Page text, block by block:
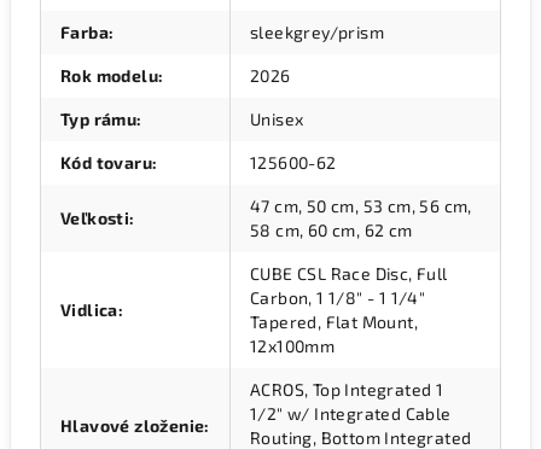
Farba: sleekgrey/prism
Rok modelu: 2026
Typ rámu: Unisex
Kód tovaru: 125600-62
Veľkosti:
47 cm, 50 cm, 53 cm, 56 cm,
58 cm, 60 cm, 62 cm
Vidlica:
CUBE CSL Race Disc, Full
Carbon, 1 1/8" - 1 1/4"
Tapered, Flat Mount,
12x100mm
Hlavové zloženie:
ACROS, Top Integrated 1
1/2" w/ Integrated Cable
Routing, Bottom Integrated